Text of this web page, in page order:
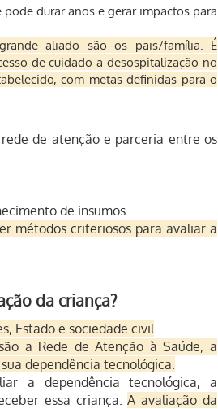
pode durar anos e gerar impactos para
aliado são os pais/família. É
de cuidado a desospitalização no
com metas definidas para o
de atenção e parceria entre os
de insumos.
métodos criteriosos para avaliar a
da criança?
Estado e sociedade civil.
a Rede de Atenção à Saúde, a
dependência tecnológica.
a dependência tecnológica, a
essa criança.A avaliação da